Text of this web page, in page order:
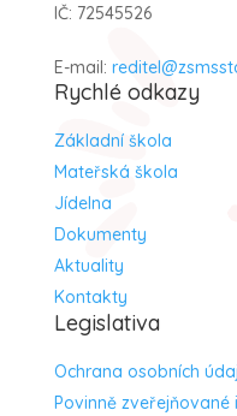
IČ: 72545526
E-mail:
Rychlé odkazy
Základní škola
Mateřská škola
Jídelna
Dokumenty
Aktuality
Kontakty
Legislativa
Ochrana osobních
Povinně zveřejňované